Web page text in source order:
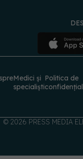
Medici și Politica de
© 2026 PRESS MEDIA